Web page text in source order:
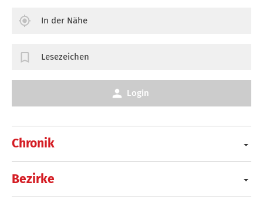
Chronik
Bezirke
In der Nähe
Lesezeichen
Login